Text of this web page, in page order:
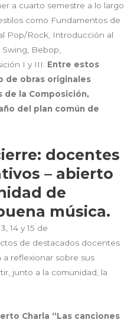
a cuarto semestre a lo largo
como Fundamentos de
Pop/Rock, Introducción al
Swing, Bebop,
I y III. Entre estos
de obras originales
de la Composición,
del plan común de
docentes
– abierto
de
música.
14 y 15 de
de destacados docentes
reflexionar sobre sus
junto a la comunidad, la
Charla “Las canciones